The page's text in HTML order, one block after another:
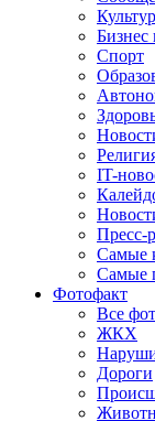
Бизнес
Спорт
IT-
Пресс-
Самые
Самые
Фотофакт
Все
ЖКХ
Дороги